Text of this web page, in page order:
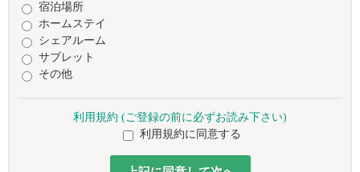
宿泊場所
ホームステイ
シェアルーム
サブレット
その他
利用規約 (ご登録の前に必ずお読み下さい)
利用規約に同意する